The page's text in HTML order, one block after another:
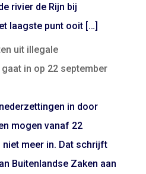
rivier de Rijn bij
laagste punt ooit […]
uit illegale
in op 22 september
in door
mogen vanaf 22
niet meer in. Dat schrijft
Buitenlandse Zaken aan